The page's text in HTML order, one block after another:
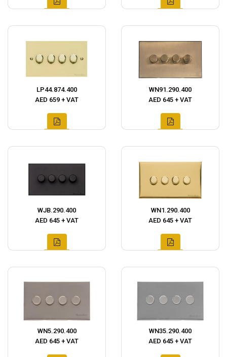
LP44.874.400
AED 659 + VAT
WN91.290.400
AED 645 + VAT
WJB.290.400
AED 645 + VAT
WN1.290.400
AED 645 + VAT
WN5.290.400
AED 645 + VAT
WN35.290.400
AED 645 + VAT